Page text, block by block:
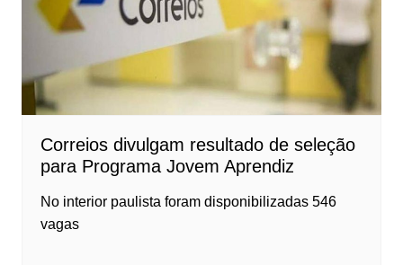
Correios divulgam resultado de seleção
para Programa Jovem Aprendiz
No interior paulista foram disponibilizadas 546
vagas